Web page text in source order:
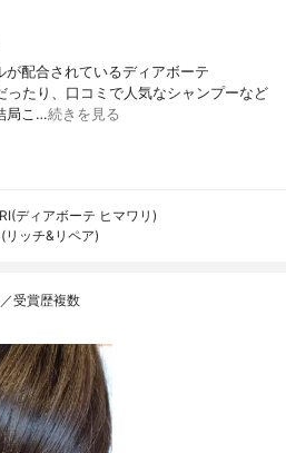
配合されているディアボーテ
ったり、口コミで人気なシャンプーなど
局こ…続きを見る
ディアボーテ ヒマワリ)
リッチ&リペア)
受賞歴複数